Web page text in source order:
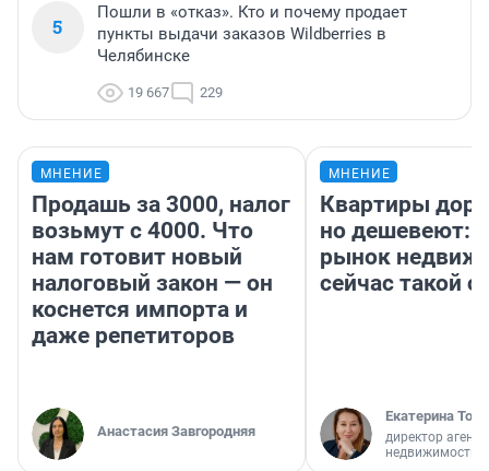
5
Пошли в «отказ». Кто и почему продает
пункты выдачи заказов Wildberries в
Челябинске
19 667 229
МНЕНИЕ
Продашь за 3000, налог
возьмут с 4000. Что
нам готовит новый
налоговый закон — он
коснется импорта и
даже репетиторов
Анастасия Завгородняя
МНЕНИЕ
Квартиры
но дешевеют:
рынок
сейчас такой
Екатерина
директор
недвижимости